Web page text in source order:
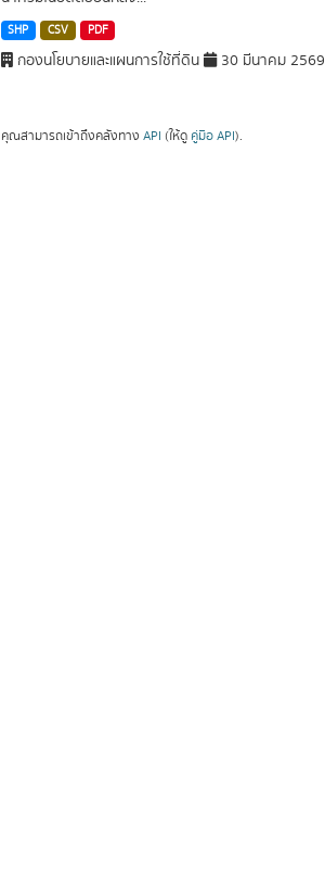
SHP CSV PDF
กองนโยบายและแผนการใช้ที่ดิน 30 มีนาคม 2569
คุณสามารถเข้าถึงคลังทาง API (ให้ดู คู่มือ API).